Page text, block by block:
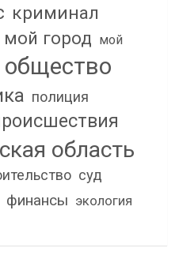
криминал
мой город мой
общество
полиция
область
суд
финансы экология